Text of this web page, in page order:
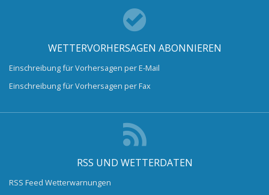
WETTERVORHERSAGEN ABONNIEREN
Einschreibung für Vorhersagen per E-Mail
Einschreibung für Vorhersagen per Fax
RSS UND WETTERDATEN
RSS Feed Wetterwarnungen